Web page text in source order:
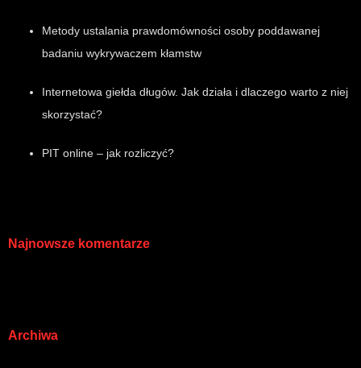
Metody ustalania prawdomówności osoby poddawanej
badaniu wykrywaczem kłamstw
Internetowa giełda długów. Jak działa i dlaczego warto z niej
skorzystać?
PIT online – jak rozliczyć?
Najnowsze komentarze
Archiwa